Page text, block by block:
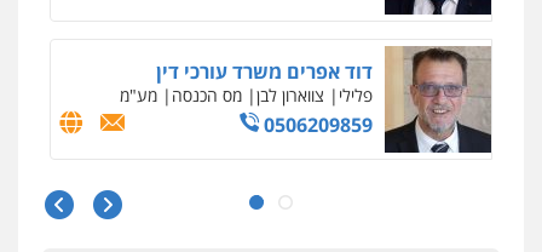
עו"ד יוסי חמצני
כלכלי צווארון לבן פשיעה כלכלית עבירות
0505471497
גיל דביר – משרד עורכי דין
0506217771